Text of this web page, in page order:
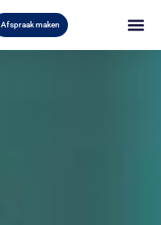
Afspraak maken